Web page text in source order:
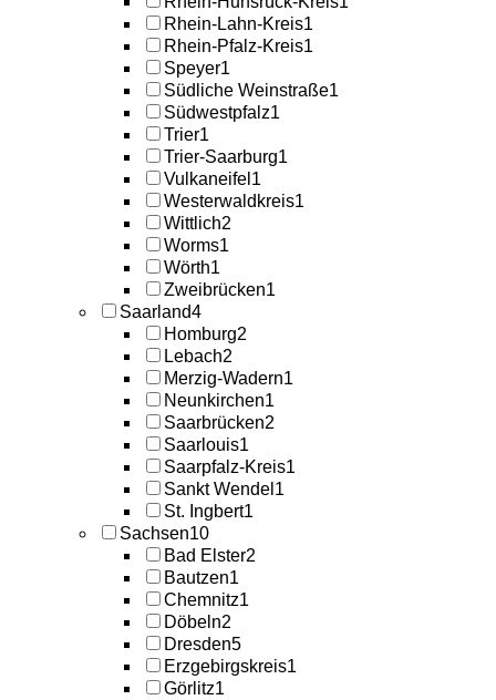
Rhein-Lahn-Kreis1
Rhein-Pfalz-Kreis1
Speyer1
Südliche Weinstraße1
Südwestpfalz1
Trier1
Trier-Saarburg1
Vulkaneifel 1
Westerwaldkreis1
Wittlich2
Worms1
Wörth1
Zweibrücken1
Saarland4
Homburg2
Lebach2
Merzig-Wadern1
Neunkirchen1
Saarbrücken2
Saarlouis1
Saarpfalz-Kreis1
Sankt Wendel 1
St. Ingbert1
Sachsen10
Bad Elster2
Bautzen1
Chemnitz1
Döbeln2
Dresden5
Erzgebirgskreis1
Görlitz1